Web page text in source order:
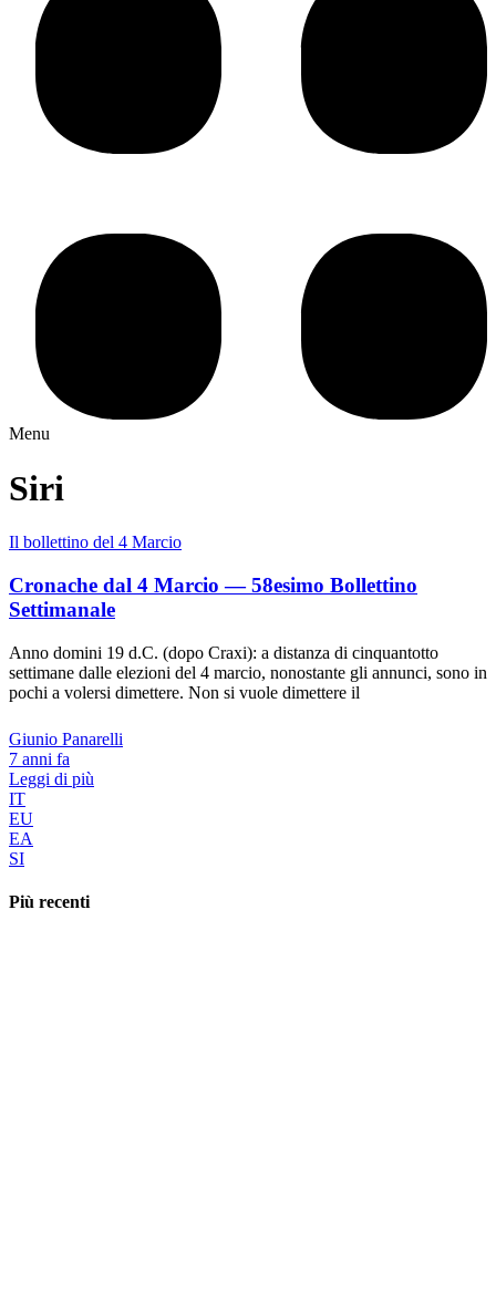
Menu
Siri
Il bollettino del 4 Marcio
Cronache dal 4 Marcio — 58esimo Bollettino
Settimanale
Anno domini 19 d.C. (dopo Craxi): a distanza di cinquantotto
settimane dalle elezioni del 4 marcio, nonostante gli annunci, sono in
pochi a volersi dimettere. Non si vuole dimettere il
Giunio Panarelli
7 anni fa
Leggi di più
IT
EU
EA
SI
Più recenti